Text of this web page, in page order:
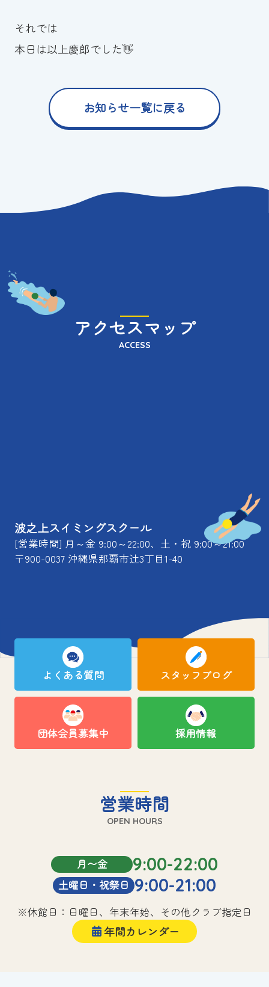
それでは
本日は以上慶郎でした👋
お知らせ一覧に戻る
アクセスマップ
ACCESS
波之上スイミングスクール
[営業時間] 月～金 9:00～22:00、土・祝 9:00～21:00
〒900-0037 沖縄県那覇市辻3丁目1-40
よくある質問 スタッフブログ
団体会員募集中 採用情報
営業時間
OPEN HOURS
月〜金 9:00-22:00
土曜日・祝祭日 9:00-21:00
※休館日：日曜日、年末年始、その他クラブ指定日
年間カレンダー